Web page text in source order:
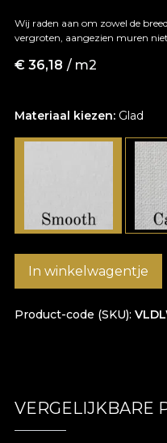
Materiaal kiezen: Glad
Wij raden aan om zowel de
vergroten, aangezien muren
€ 36,18 / m2
Product-code (SKU)
In winkelwagentje
VERGELIJKBARE